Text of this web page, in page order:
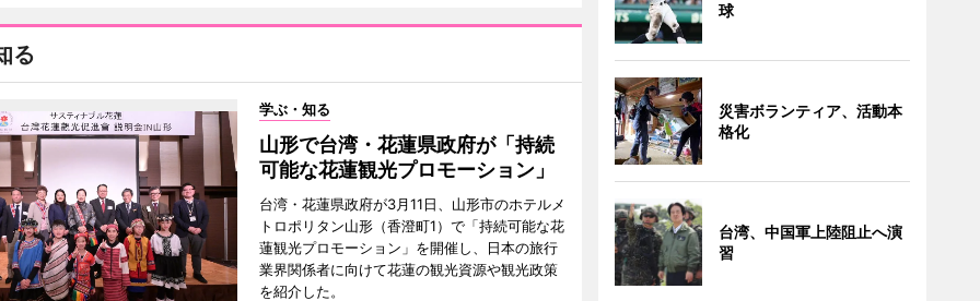
る
学ぶ・知る
山形で台湾・花蓮県政府が「持続
可能な花蓮観光プロモーション」
台湾・花蓮県政府が3月11日、山形市のホテルメ
トロポリタン山形（香澄町1）で「持続可能な花
蓮観光プロモーション」を開催し、日本の旅行
業界関係者に向けて花蓮の観光資源や観光政策
を紹介した。
球
災害ボランティア、活動本
格化
台湾、中国軍上陸阻止へ演
習